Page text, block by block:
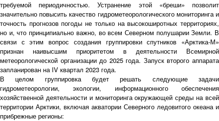
требуемой периодичностью. Устранение этой «бреши» позволит
значительно повысить качество гидрометеорологического мониторинга и
точность прогнозов погоды не только на высокоширотных территориях,
но и, что принципиально важно, во всем Северном полушарии Земли. В
связи с этим вопрос создания группировки спутников «Арктика-М»
признан наивысшим приоритетом в деятельности Всемирной
метеорологической организации до 2025 года. Запуск второго аппарата
запланирован на IV квартал 2023 года.
В целом группировка будет решать следующие задачи
гидрометеорологии, экологии, информационного обеспечения
хозяйственной деятельности и мониторинга окружающей среды на всей
территории Арктики, включая акватории Северного ледовитого океана и
прибрежные регионы: